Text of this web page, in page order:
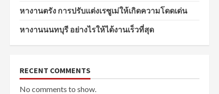
หางานตรัง การปรับแต่งเรซูเม่ให้เกิดความโดดเด่น
หางานนนทบุรี อย่างไรให้ได้งานเร็วที่สุด
RECENT COMMENTS
No comments to show.